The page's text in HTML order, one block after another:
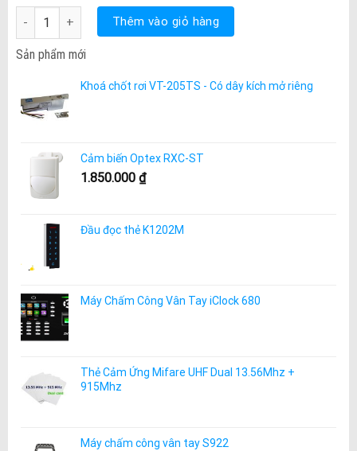
Trọn Bộ 3 Camera Hdparagon 1.0Mp số lượng
Thêm vào giỏ hàng
Sản phẩm mới
Khoá chốt rơi VT-205TS - Có dây kích mở riêng
Cảm biến Optex RXC-ST
1.850.000 ₫
Đầu đọc thẻ K1202M
Máy Chấm Công Vân Tay iClock 680
Thẻ Cảm Ứng Mifare UHF Dual 13.56Mhz +
915Mhz
Máy chấm công vân tay S922